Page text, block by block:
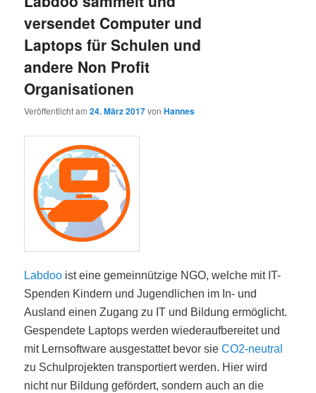
versendet Computer und
Laptops für Schulen und
andere Non Profit
Organisationen
Veröffentlicht am24. März 2017vonHannes
Labdoo ist eine gemeinnützige NGO, welche mit IT-
Spenden Kindern und Jugendlichen im In- und
Ausland einen Zugang zu IT und Bildung ermöglicht.
Gespendete Laptops werden wiederaufbereitet und
mit Lernsoftware ausgestattet bevor sieCO2-neutral
zu Schulprojekten transportiert werden. Hier wird
nicht nur Bildung gefördert, sondern auch an die